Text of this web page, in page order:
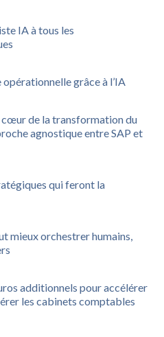
IA à tous les
grâce à l’IA
cœur de la transformation du
agnostique entre SAP et
qui feront la
mieux orchestrer humains,
additionnels pour accélérer
les cabinets comptables